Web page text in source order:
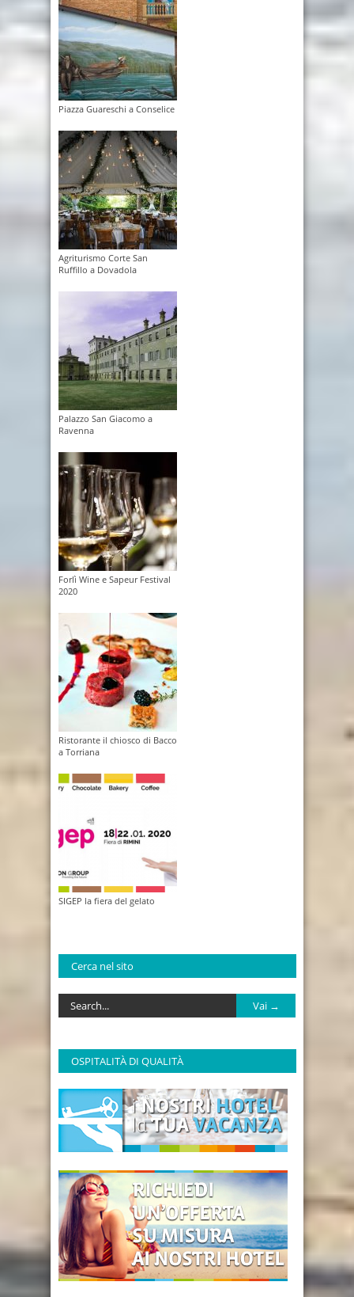
Piazza Guareschi a Conselice
Agriturismo Corte San
Ruffillo a Dovadola
Palazzo San Giacomo a
Ravenna
Forlì Wine e Sapeur Festival
2020
Ristorante il chiosco di Bacco
a Torriana
SIGEP la fiera del gelato
Cerca nel sito
OSPITALITÀ DI QUALITÀ